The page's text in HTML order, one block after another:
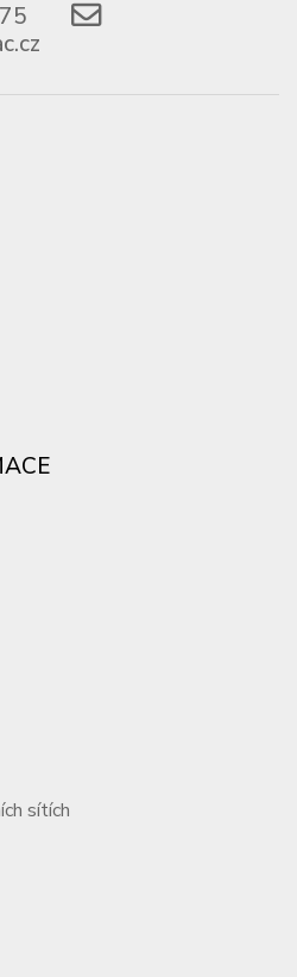
sítích